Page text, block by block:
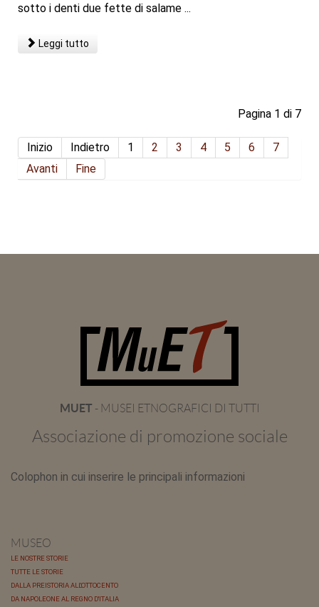
sotto i denti due fette di salame ...
Leggi tutto
Pagina 1 di 7
Inizio Indietro 1 2 3 4 5 6
7
Avanti
Fine
MUET - MUSEI ETNOGRAFICI DI TUTTI
Associazione di promozione sociale
Colophon in cui inserire le principali informazioni
MUSEO
LE NOSTRE STORIE
TUTTE LE STORIE
DALLA PREISTORIA ALL'OTTOCENTO
DA NAPOLEONE AL REGNO D'ITALIA